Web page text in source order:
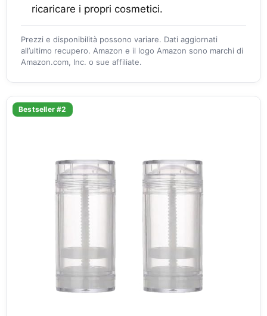
ricaricare i propri cosmetici.
Prezzi e disponibilità possono variare. Dati aggiornati
all’ultimo recupero. Amazon e il logo Amazon sono marchi di
Amazon.com, Inc. o sue affiliate.
Bestseller #2